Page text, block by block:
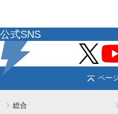
公式SNS
ペー
総合